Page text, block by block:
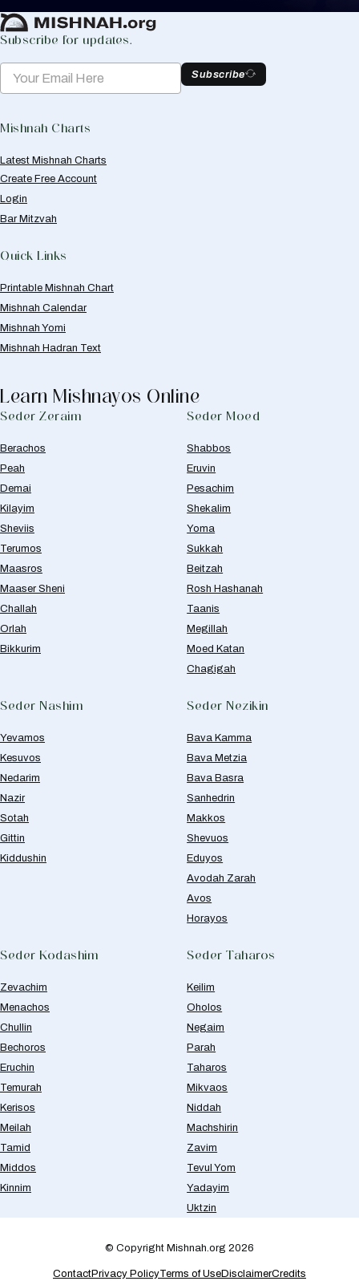
Subscribe for updates.
Subscribe
Mishnah Charts
Latest Mishnah Charts
Create Free Account
Login
Bar Mitzvah
Quick Links
Printable Mishnah Chart
Mishnah Calendar
Mishnah Yomi
Mishnah Hadran Text
Learn Mishnayos Online
Seder Zeraim
Berachos
Peah
Demai
Kilayim
Sheviis
Terumos
Maasros
Maaser Sheni
Challah
Orlah
Bikkurim
Seder Moed
Shabbos
Eruvin
Pesachim
Shekalim
Yoma
Sukkah
Beitzah
Rosh Hashanah
Taanis
Megillah
Moed Katan
Chagigah
Seder Nashim
Yevamos
Kesuvos
Nedarim
Nazir
Sotah
Gittin
Kiddushin
Seder Nezikin
Bava Kamma
Bava Metzia
Bava Basra
Sanhedrin
Makkos
Shevuos
Eduyos
Avodah Zarah
Avos
Horayos
Seder Kodashim
Zevachim
Menachos
Chullin
Bechoros
Eruchin
Temurah
Kerisos
Meilah
Tamid
Middos
Kinnim
Seder Taharos
Keilim
Oholos
Negaim
Parah
Taharos
Mikvaos
Niddah
Machshirin
Zavim
Tevul Yom
Yadayim
Uktzin
© Copyright Mishnah.org 2026
ContactPrivacy PolicyTerms of UseDisclaimerCredits